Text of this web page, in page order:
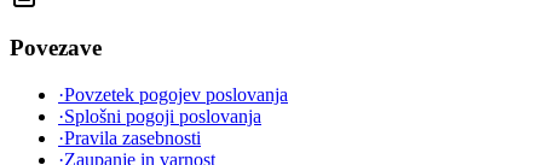
Povezave
·Povzetek pogojev poslovanja
·Splošni pogoji poslovanja
·Pravila zasebnosti
·Zaupanje in varnost